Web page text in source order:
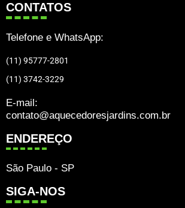
CONTATOS
Telefone e WhatsApp:
(11) 95777-2801
(11) 3742-3229
E-mail:
contato@aquecedoresjardins.com.br
ENDEREÇO
São Paulo - SP
SIGA-NOS